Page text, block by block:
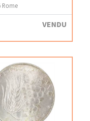
Rome
VENDU